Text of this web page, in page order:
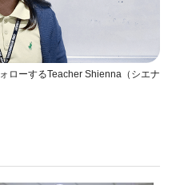
ローするTeacher Shienna（シエナ